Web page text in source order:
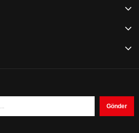
Gönder